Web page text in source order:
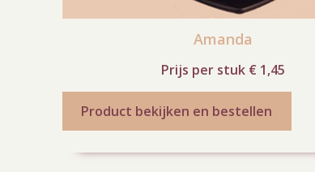
Amanda
Prijs per stuk € 1,45
Product bekijken en bestellen